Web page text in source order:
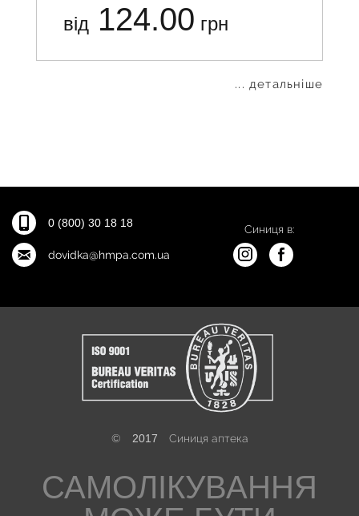
від 124.00 грн
... детальніше
0 (800) 30 18 18
dovidka@hmpa.com.ua
Синиця в:
© 2017 Синиця аптека
САМОЛІКУВАННЯ